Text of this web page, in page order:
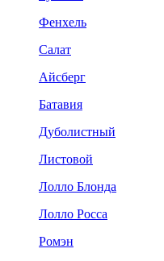
Фенхель
Салат
Айсберг
Батавия
Дуболистный
Листовой
Лолло Блонда
Лолло Росса
Ромэн